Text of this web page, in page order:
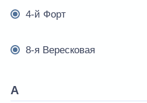
4-й Форт
8-я Вересковая
А